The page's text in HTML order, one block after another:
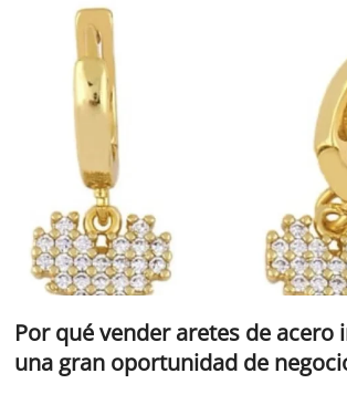
Por qué vender aretes de acero
una gran oportunidad de